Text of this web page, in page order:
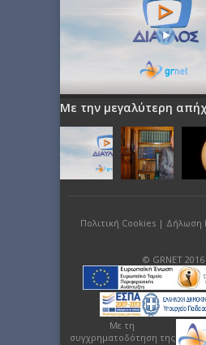
Με την μεγαλύτερη
Πολιτική Cookies| Δήλωση
© GRNET 2016
Με τη
συγχρηματοδότηση της